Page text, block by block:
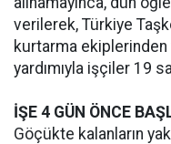
verilerek, Türkiye
kurtarma ekiplerinden
yardımıyla işçiler 19
İŞE 4 GÜN ÖNCE
Göçükte kalanların